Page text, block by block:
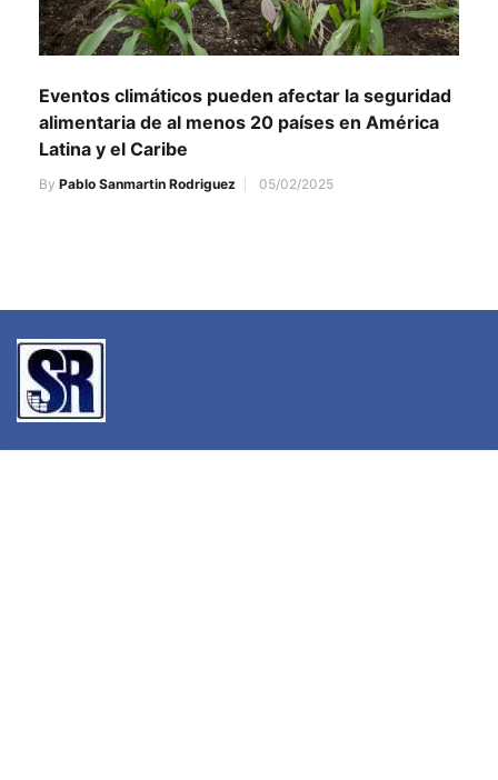
Eventos climáticos pueden afectar la seguridad
alimentaria de al menos 20 países en América
Latina y el Caribe
By Pablo Sanmartin Rodriguez 05/02/2025